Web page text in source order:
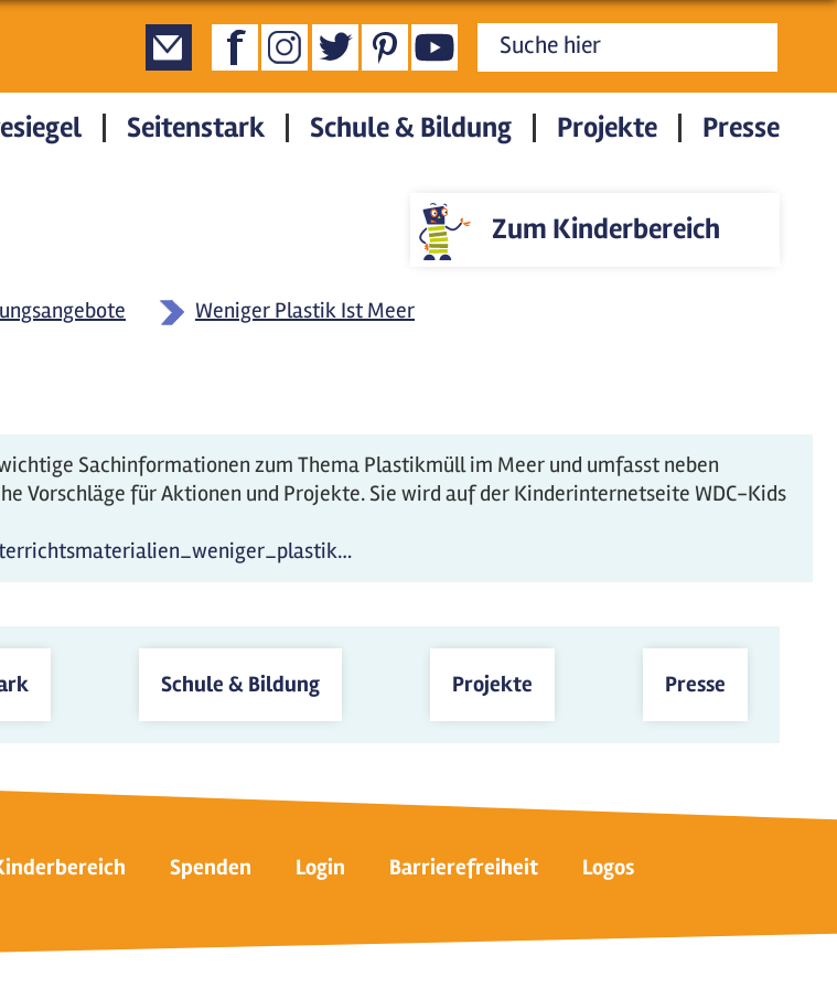
Suchformular
Seitenstark Schule & Bildung Projekte Presse
Zum Kinderbereich
Weniger Plastik Ist Meer
Sachinformationen zum Thema Plastikmüll im Meer und umfasst neben
Vorschläge für Aktionen und Projekte. Sie wird auf der Kinderinternetseite WDC-Kids
Schule & Bildung Projekte Presse
Spenden Login Barrierefreiheit Logos